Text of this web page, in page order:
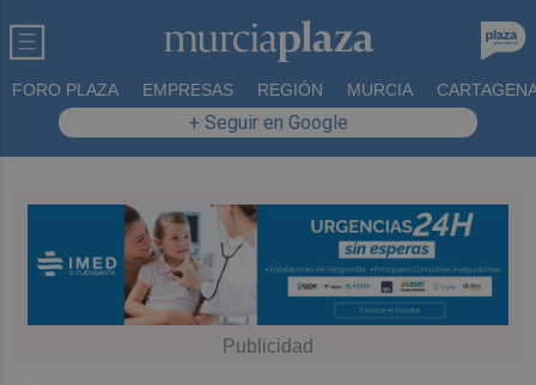
FORO PLAZA EMPRESAS REGIÓN MURCIA
+ Seguir en Google